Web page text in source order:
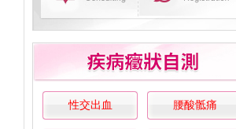
性交出血 腰酸骶痛